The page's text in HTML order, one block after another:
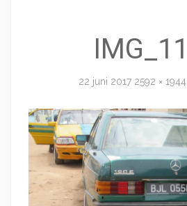
22 juni 2017 2592 × 1944